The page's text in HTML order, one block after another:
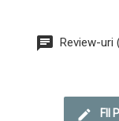
Review-uri
FII